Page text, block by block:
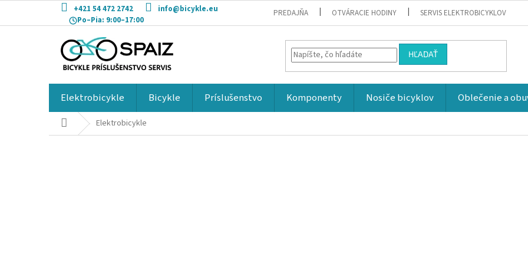
obsah
+421 54 472 2742
info@bicykle.eu
Po–Pia: 9:00–17:00
PREDAJŇA OTVÁRACIE HODINY SERVIS ELEKTROBICYKLOV
HĽADAŤ
Elektrobicykle Bicykle Príslušenstvo Komponenty Nosiče bicyklov Oblečenie a
DomovElektrobicykle